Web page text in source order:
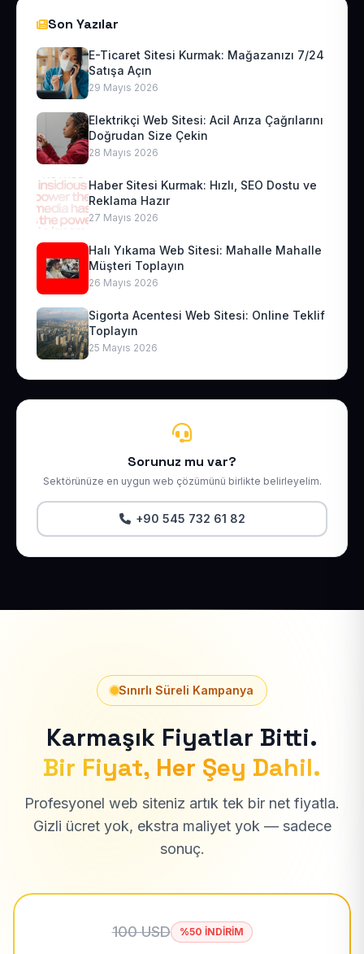
Son Yazılar
E-Ticaret Sitesi Kurmak: Mağazanızı 7/24
Satışa Açın
29 Mayıs 2026
Elektrikçi Web Sitesi: Acil Arıza Çağrılarını
Doğrudan Size Çekin
28 Mayıs 2026
Haber Sitesi Kurmak: Hızlı, SEO Dostu ve
Reklama Hazır
27 Mayıs 2026
Halı Yıkama Web Sitesi: Mahalle Mahalle
Müşteri Toplayın
26 Mayıs 2026
Sigorta Acentesi Web Sitesi: Online Teklif
Toplayın
25 Mayıs 2026
Sorunuz mu var?
Sektörünüze en uygun web çözümünü birlikte belirleyelim.
+90 545 732 61 82
Sınırlı Süreli Kampanya
Karmaşık Fiyatlar Bitti.
Bir Fiyat, Her Şey Dahil.
Profesyonel web siteniz artık tek bir net fiyatla.
Gizli ücret yok, ekstra maliyet yok — sadece
sonuç.
100 USD %50 İNDİRİM